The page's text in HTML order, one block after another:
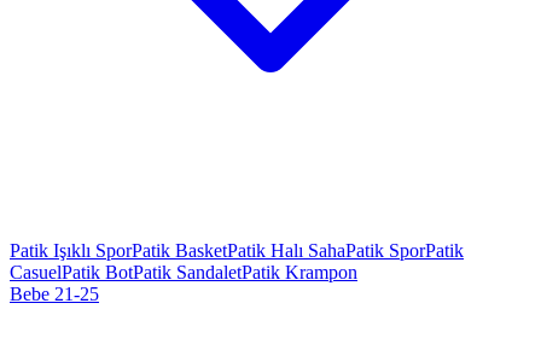
Patik Işıklı SporPatik BasketPatik Halı SahaPatik SporPatik
CasuelPatik BotPatik SandaletPatik Krampon
Bebe 21-25